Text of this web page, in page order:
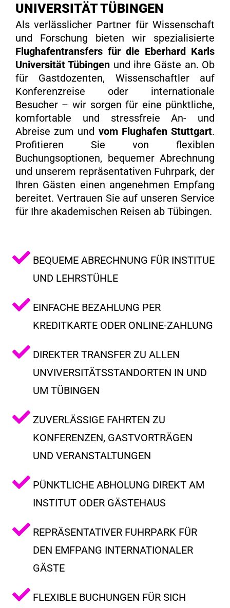
UNIVERSITÄT TÜBINGEN
Als verlässlicher Partner für Wissenschaft
und Forschung bieten wir spezialisierte
Flughafentransfers für die Eberhard Karls
Universität Tübingen und ihre Gäste an. Ob
für Gastdozenten, Wissenschaftler auf
Konferenzreise oder internationale
Besucher – wir sorgen für eine pünktliche,
komfortable und stressfreie An- und
Abreise zum und vom Flughafen Stuttgart.
Profitieren Sie von flexiblen
Buchungsoptionen, bequemer Abrechnung
und unserem repräsentativen Fuhrpark, der
Ihren Gästen einen angenehmen Empfang
bereitet. Vertrauen Sie auf unseren Service
für Ihre akademischen Reisen ab Tübingen.
BEQUEME ABRECHNUNG FÜR INSTITUE
UND LEHRSTÜHLE
EINFACHE BEZAHLUNG PER
KREDITKARTE ODER ONLINE-ZAHLUNG
DIREKTER TRANSFER ZU ALLEN
UNVIVERSITÄTSSTANDORTEN IN UND
UM TÜBINGEN
ZUVERLÄSSIGE FAHRTEN ZU
KONFERENZEN, GASTVORTRÄGEN
UND VERANSTALTUNGEN
PÜNKTLICHE ABHOLUNG DIREKT AM
INSTITUT ODER GÄSTEHAUS
REPRÄSENTATIVER FUHRPARK FÜR
DEN EMFPANG INTERNATIONALER
GÄSTE
FLEXIBLE BUCHUNGEN FÜR SICH